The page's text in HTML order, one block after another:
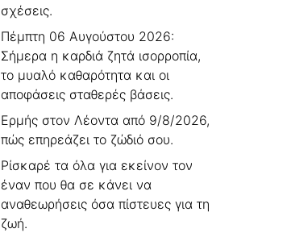
σχέσεις.
Πέμπτη 06 Αυγούστου 2026:
Σήμερα η καρδιά ζητά ισορροπία,
το μυαλό καθαρότητα και οι
αποφάσεις σταθερές βάσεις.
Ερμής στον Λέοντα από 9/8/2026,
πώς επηρεάζει το ζώδιό σου.
Ρίσκαρέ τα όλα για εκείνον τον
έναν που θα σε κάνει να
αναθεωρήσεις όσα πίστευες για τη
ζωή.